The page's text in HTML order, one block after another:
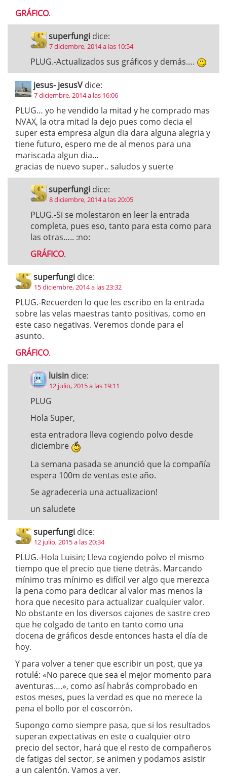
GRÁFICO.
superfungi dice:
7 diciembre, 2014 a las 10:54
PLUG.-Actualizados sus gráficos y demás….
jesus- jesusV dice:
7 diciembre, 2014 a las 16:06
PLUG… yo he vendido la mitad y he comprado mas
NVAX, la otra mitad la dejo pues como decia el
super esta empresa algun dia dara alguna alegria y
tiene futuro, espero me de al menos para una
mariscada algun dia…
gracias de nuevo super.. saludos y suerte
superfungi dice:
8 diciembre, 2014 a las 20:05
PLUG.-Si se molestaron en leer la entrada
completa, pues eso, tanto para esta como para
las otras….. :no:
GRÁFICO.
superfungi dice:
15 diciembre, 2014 a las 23:32
PLUG.-Recuerden lo que les escribo en la entrada
sobre las velas maestras tanto positivas, como en
este caso negativas. Veremos donde para el
asunto.
GRÁFICO.
luisin dice:
12 julio, 2015 a las 19:11
PLUG
Hola Super,
esta entradora lleva cogiendo polvo desde
diciembre
La semana pasada se anunció que la compañía
espera 100m de ventas este año.
Se agradeceria una actualizacion!
un saludete
superfungi dice:
12 julio, 2015 a las 20:34
PLUG.-Hola Luisin; Lleva cogiendo polvo el mismo
tiempo que el precio que tiene detrás. Marcando
mínimo tras mínimo es difícil ver algo que merezca
la pena como para dedicar al valor mas menos la
hora que necesito para actualizar cualquier valor.
No obstante en los diversos cajones de sastre creo
que he colgado de tanto en tanto como una
docena de gráficos desde entonces hasta el día de
hoy.
Y para volver a tener que escribir un post, que ya
rotulé: «No parece que sea el mejor momento para
aventuras….», como así habrás comprobado en
estos meses, pues la verdad es que no merece la
pena el bollo por el coscorrón.
Supongo como siempre pasa, que si los resultados
superan expectativas en este o cualquier otro
precio del sector, hará que el resto de compañeros
de fatigas del sector, se animen y podamos asistir
a un calentón. Vamos a ver.